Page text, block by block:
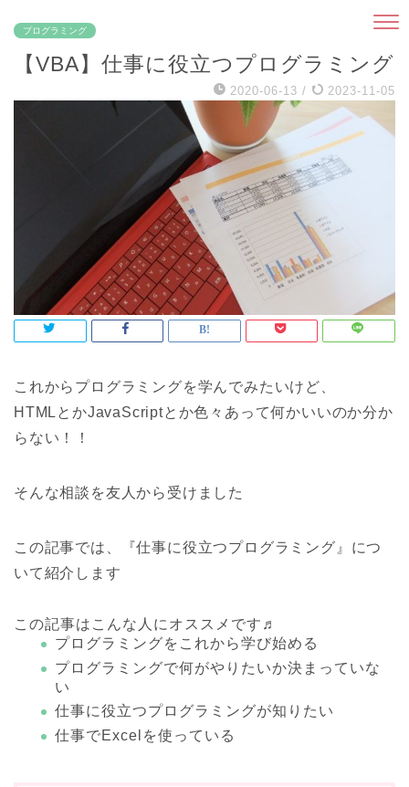
プログラミング
【VBA】仕事に役立つプログラミング
2020-06-13 / 2023-11-05
これからプログラミングを学んでみたいけど、
HTMLとかJavaScriptとか色々あって何かいいのか分か
らない！！
そんな相談を友人から受けました
この記事では、 『仕事に役立つプログラミング』 につ
いて紹介します
この記事はこんな人にオススメです♬
プログラミングをこれから学び始める
プログラミングで何がやりたいか決まっていな
い
仕事に役立つプログラミングが知りたい
仕事でExcelを使っている